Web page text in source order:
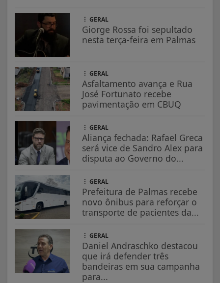
GERAL
Giorge Rossa foi sepultado
nesta terça-feira em Palmas
GERAL
Asfaltamento avança e Rua
José Fortunato recebe
pavimentação em CBUQ
GERAL
Aliança fechada: Rafael Greca
será vice de Sandro Alex para
disputa ao Governo do...
GERAL
Prefeitura de Palmas recebe
novo ônibus para reforçar o
transporte de pacientes da...
GERAL
Daniel Andraschko destacou
que irá defender três
bandeiras em sua campanha
para...